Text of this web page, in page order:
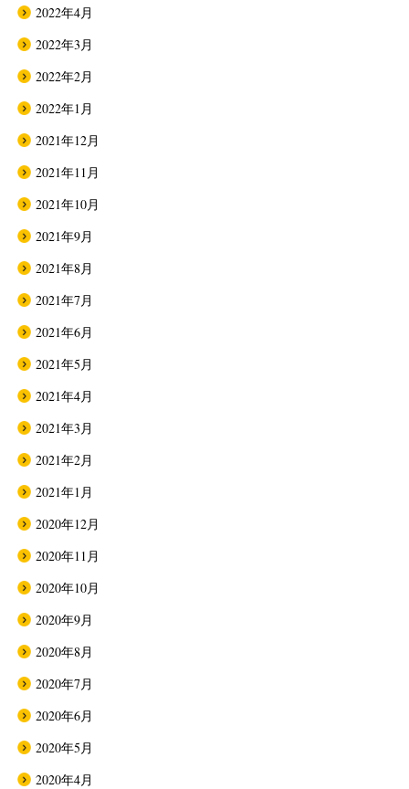
2022年4月
2022年3月
2022年2月
2022年1月
2021年12月
2021年11月
2021年10月
2021年9月
2021年8月
2021年7月
2021年6月
2021年5月
2021年4月
2021年3月
2021年2月
2021年1月
2020年12月
2020年11月
2020年10月
2020年9月
2020年8月
2020年7月
2020年6月
2020年5月
2020年4月